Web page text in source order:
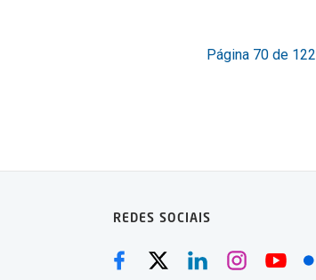
Página 70 de 122
REDES SOCIAIS